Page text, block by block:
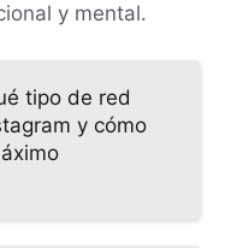
y mental.
tipo de red
y cómo